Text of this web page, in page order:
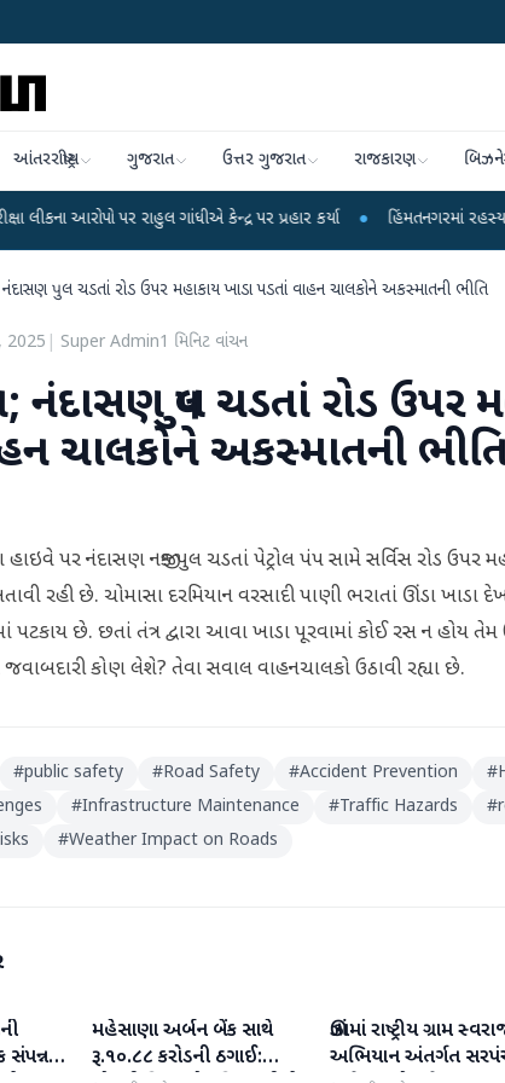
આંતરરાષ્ટ્રીય ગુજરાત ઉત્તર ગુજરાત રાજકારણ
પર રાહુલ ગાંધીએ કેન્દ્ર પર પ્રહાર કર્યા ● હિંમતનગરમાં રહસ્યમય વાયરસ કે
પુલ ચડતાં રોડ ઉપર મહાકાય ખાડા પડતાં વાહન ચાલકોને અકસ્માતની ભીતિ
2025 Super Admin1 મિનિટ વાંચન
નંદાસણ પુલ ચડતાં રોડ ઉપર
ચાલકોને અકસ્માતની
પર નંદાસણ નજીક પુલ ચડતાં પેટ્રોલ પંપ સામે સર્વિસ રોડ ઉપર
રહી છે. ચોમાસા દરમિયાન વરસાદી પાણી ભરાતાં ઊંડા ખાડા
પટકાય છે. છતાં તંત્ર દ્વારા આવા ખાડા પૂરવામાં કોઈ રસ ન હોય તેમ
કોણ લેશે? તેવા સવાલ વાહનચાલકો ઉઠાવી રહ્યા છે.
#public safety #Road Safety #Accident Prevention #
#Infrastructure Maintenance #Traffic Hazards #
#Weather Impact on Roads
સંપન્ન :
મહેસાણા
મહેસાણા અર્બન બેંક સાથે
રૂ.૧૦.૮૮ કરોડની ઠગાઈ:
મહેસાણા
ઊંઝામાં રાષ્ટ્રીય ગ્રામ
અભિયાન અંતર્ગત